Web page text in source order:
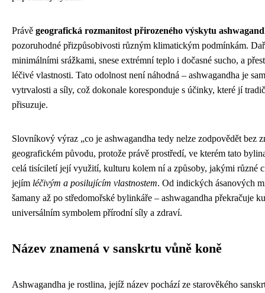
Právě geografická rozmanitost přirozeného výskytu
pozoruhodné přizpůsobivosti různým klimatickým podmínkám.
minimálními srážkami, snese extrémní teplo i dočasné sucho, a
léčivé vlastnosti. Tato odolnost není náhodná – ashwagandha je
vytrvalosti a síly, což dokonale koresponduje s účinky, které jí
přisuzuje.
Slovníkový výraz „co je ashwagandha tedy nelze zodpovědět bez
geografickém původu, protože právě prostředí, ve kterém tato
celá tisíciletí její využití, kulturu kolem ní a způsoby, jakými různé
jejím léčivým a posilujícím vlastnostem. Od indických ásanových
šamany až po středomořské bylinkáře – ashwagandha překračuje
universálním symbolem přírodní síly a zdraví.
Název znamená v sanskrtu vůně koně
Ashwagandha je rostlina, jejíž název pochází ze starověkého